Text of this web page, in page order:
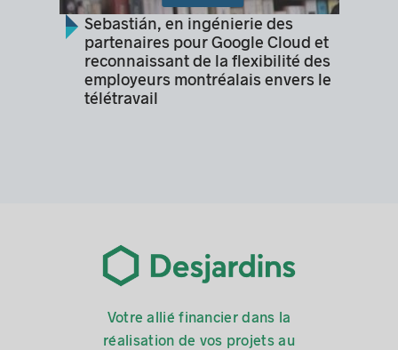
Sebastián, en ingénierie des
partenaires pour Google Cloud et
reconnaissant de la flexibilité des
employeurs montréalais envers le
télétravail
Votre allié financier dans la
réalisation de vos projets au